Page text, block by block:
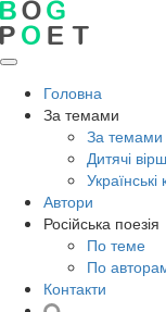
Головна
За темами
За темами
Дитячі
Українські
Автори
Російська поезія
По теме
По
Контакти